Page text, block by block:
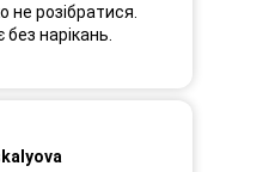
не розібратися.
нарікань.